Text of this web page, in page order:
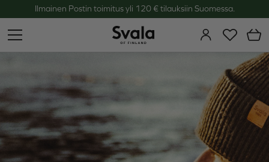
Ilmainen Postin toimitus yli 120 € tilauksiin Suomessa.